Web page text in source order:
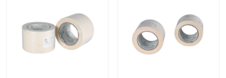
Giro della fabbrica